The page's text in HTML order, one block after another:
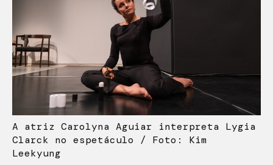
A atriz Carolyna Aguiar interpreta Lygia
Clarck no espetáculo / Foto: Kim
Leekyung